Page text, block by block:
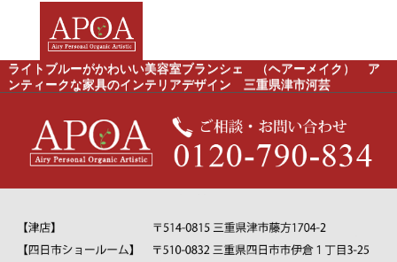
ライトブルーがかわいい美容室ブランシェ （ヘアーメイク） ア
ンティークな家具のインテリアデザイン 三重県津市河芸